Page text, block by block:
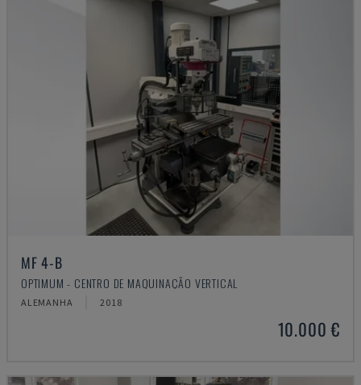
MF 4-B
OPTIMUM - CENTRO DE MAQUINAÇÃO VERTICAL
ALEMANHA 2018
10.000 €